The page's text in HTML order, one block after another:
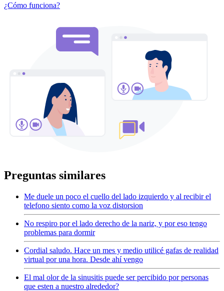
¿Cómo funciona?
Preguntas similares
Me duele un poco el cuello del lado izquierdo y al recibir el
telefono siento como la voz distorsion
No respiro por el lado derecho de la nariz, y por eso tengo
problemas para dormir
Cordial saludo. Hace un mes y medio utilicé gafas de realidad
virtual por una hora. Desde ahí vengo
El mal olor de la sinusitis puede ser percibido por personas
que esten a nuestro alrededor?